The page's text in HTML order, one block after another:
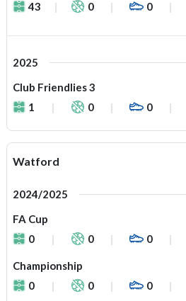
43
0 0
2025
Club Friendlies 3
1
0 0
Watford
2024/2025
FA Cup
0
0 0
Championship
0
0 0